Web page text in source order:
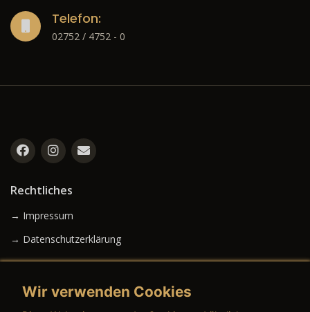
Telefon:
02752 / 4752 - 0
Rechtliches
→ Impressum
→ Datenschutzerklärung
Wir verwenden Cookies